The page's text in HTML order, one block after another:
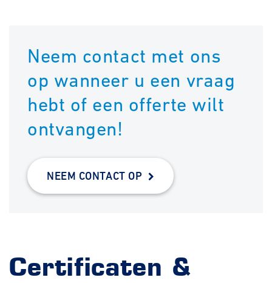
Neem contact met ons
op wanneer u een vraag
hebt of een offerte wilt
ontvangen!
NEEM CONTACT OP
Certificaten &